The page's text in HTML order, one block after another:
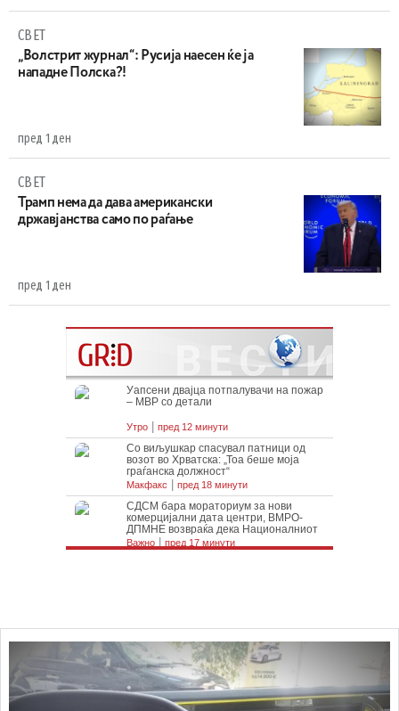
СВЕТ
„Волстрит журнал“: Русија наесен ќе ја
нападне Полска?!
пред 1 ден
СВЕТ
Трамп нема да дава американски
државјанства само по раѓање
пред 1 ден